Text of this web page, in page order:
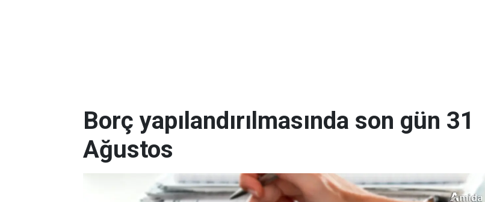
Borç yapılandırılmasında son gün 31
Ağustos